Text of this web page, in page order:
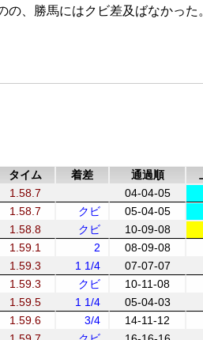
、勝馬にはクビ差及ばなかった。
タイム 着差 通過順
1.58.7 04-04-05
1.58.7 クビ 05-04-05
1.58.8 クビ 10-09-08
1.59.1 2 08-09-08
1.59.3 1 1/4 07-07-07
1.59.3 クビ 10-11-08
1.59.5 1 1/4 05-04-03
1.59.6 3/4 14-11-12